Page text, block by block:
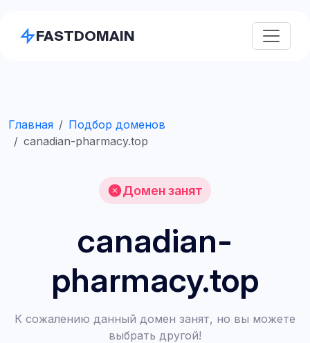
FASTDOMAIN
Главная
Подбор доменов
canadian-pharmacy.top
Домен занят
canadian-
pharmacy.top
К сожалению данный домен занят, но вы можете
выбрать другой!